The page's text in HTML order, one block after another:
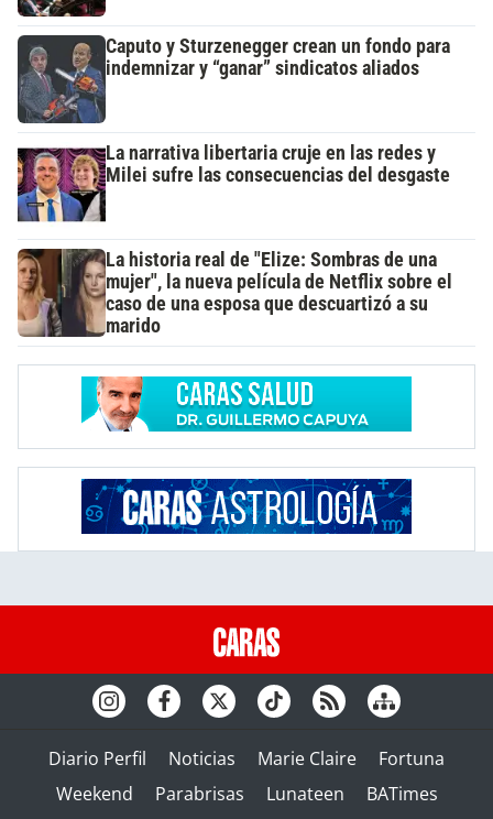
Caputo y Sturzenegger crean un fondo para
indemnizar y “ganar” sindicatos aliados
La narrativa libertaria cruje en las redes y
Milei sufre las consecuencias del desgaste
La historia real de "Elize: Sombras de una
mujer", la nueva película de Netflix sobre el
caso de una esposa que descuartizó a su
marido
Diario Perfil Noticias Marie Claire
Fortuna
Weekend
Parabrisas Lunateen BATimes